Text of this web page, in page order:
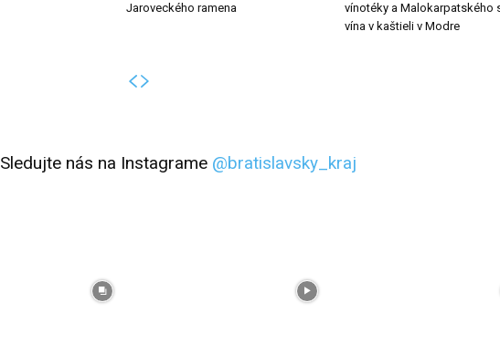
Jaroveckého ramena
vínotéky a Malokarpatského
vína v kaštieli v Modre
Sledujte nás na Instagrame @bratislavsky_kraj